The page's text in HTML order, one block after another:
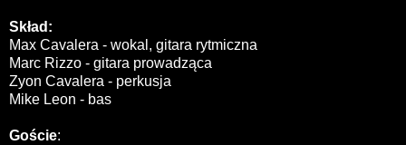
Skład:
Max Cavalera - wokal, gitara rytmiczna
Marc Rizzo - gitara prowadząca
Zyon Cavalera - perkusja
Mike Leon - bas
Goście: